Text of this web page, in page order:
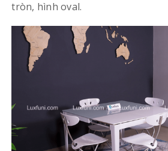
tròn, hình oval.